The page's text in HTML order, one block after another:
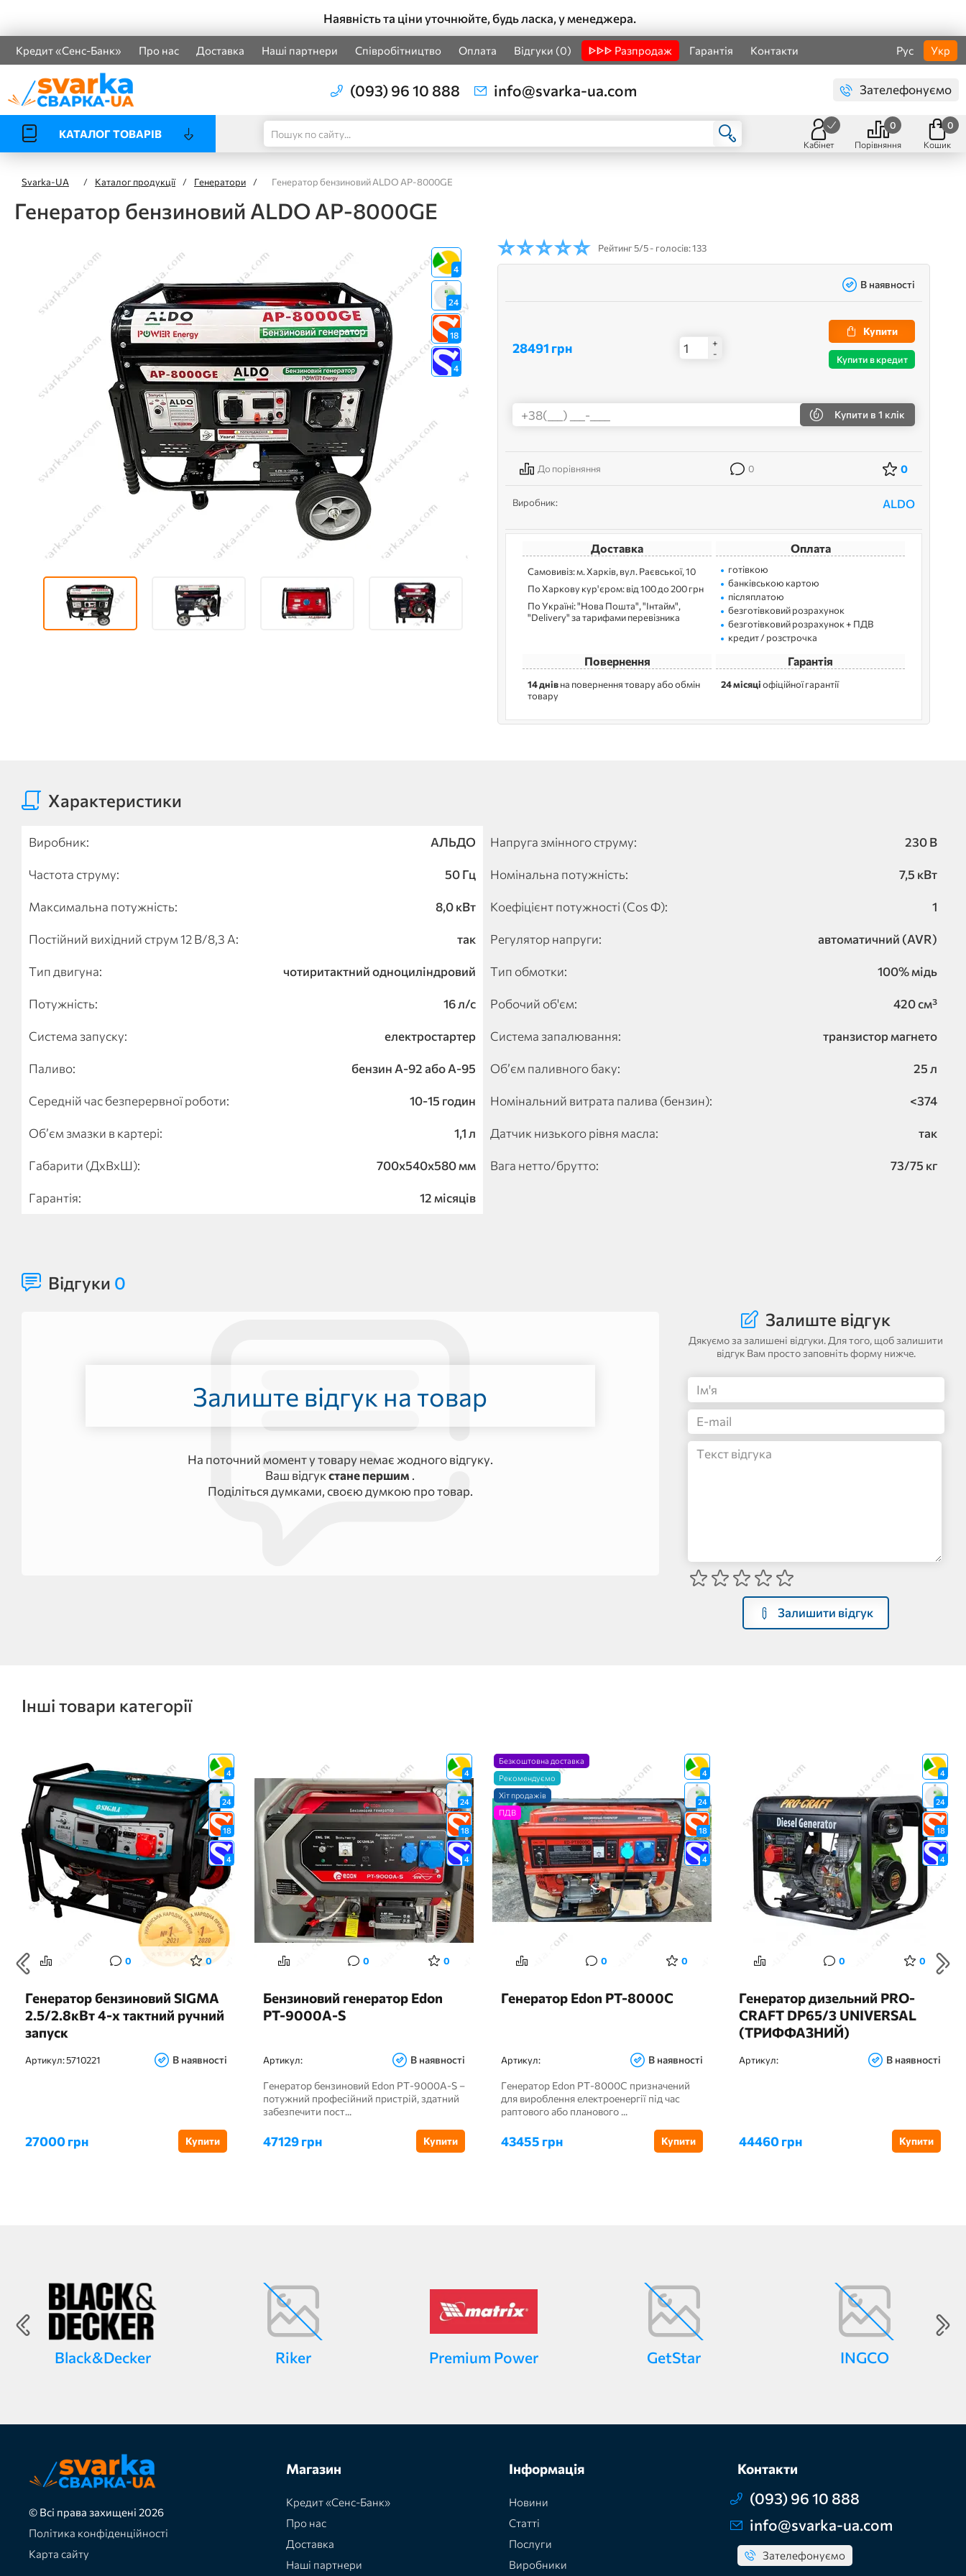
Наявність та ціни уточнюйте, будь ласка, у менеджера.
Кредит «Сенс-Банк» Про нас Доставка Наші партнери Співробітництво Оплата Відгуки (0) ᐈᐈᐈ Разпродаж Гарантія Контакти Рус Укр
(093) 96 10 888 info@svarka-ua.com Зателефонуємо
КАТАЛОГ ТОВАРІВ
Кабінет Порівняння
0
Кошик
0
Svarka-UA / Каталог продукції / Генератори / Генератор бензиновий ALDO AP-8000GE
Генератор бензиновий ALDO AP-8000GE
4
24
18
4
Рейтинг5/5 - голосів: 133
В наявності
28491 грн
+
-
Купити
Купити в кредит
Купити в 1 клік
До порівняння 0 0
Виробник: ALDO
Доставка
Самовивіз: м. Харків, вул. Раєвської, 10
По Харкову кур'єром: від 100 до 200 грн
По Україні: "Нова Пошта", "Інтайм",
"Delivery" за тарифами перевізника
Оплата
готівкою
банківською картою
післяплатою
безготівковий розрахунок
безготівковий розрахунок + ПДВ
кредит / розстрочка
Повернення
14 днівна повернення товару або обмін
товару
Гарантія
24 місяціофіційної гарантії
Характеристики
Виробник: АЛЬДО Напруга змінного струму: 230 В
Частота струму: 50 Гц Номінальна потужність: 7,5 кВт
Максимальна потужність: 8,0 кВт Коефіцієнт потужності (Cos Φ): 1
Постійний вихідний струм 12 В/8,3 А: так Регулятор напруги: автоматичний (AVR)
Тип двигуна: чотиритактний одноциліндровий Тип обмотки: 100% мідь
Потужність: 16 л/с Робочий об'єм: 420 см³
Система запуску: електростартер Система запалювання: транзистор магнето
Паливо: бензин А-92 або А-95 Об’єм паливного баку: 25 л
Середній час безперервної роботи: 10-15 годин Номінальний витрата палива (бензин): <374
Об’єм змазки в картері: 1,1 л Датчик низького рівня масла: так
Габарити (ДхВхШ): 700х540х580 мм Вага нетто/брутто: 73/75 кг
Гарантія: 12 місяців
Відгуки 0
Залиште відгук на товар
На поточний момент у товару немає жодного відгуку.
Ваш відгукстане першим .
Поділіться думками, своєю думкою про товар.
Залиште відгук
Дякуємо за залишені відгуки. Для того, щоб залишити
відгук Вам просто заповніть форму нижче.
Залишити відгук
Інші товари категорії
4
24
18
4
0 0
Генератор бензиновий SIGMA
2.5/2.8кВт 4-х тактний ручний
запуск
Артикул:5710221 В наявності
27000 грн Купити
4
24
18
4
0 0
Бензиновий генератор Edon
PT-9000A-S
Артикул: В наявності
Генератор бензиновий Edon PT-9000A-S –
потужний професійний пристрій, здатний
забезпечити пост...
47129 грн Купити
4
24
18
4
Безкоштовна доставка
Рекомендуємо
Хіт продажів
ПДВ
0 0
Генератор Edon PT-8000C
Артикул: В наявності
Генератор Edon PT-8000C призначений
для вироблення електроенергії під час
раптового або планового ...
43455 грн Купити
4
24
18
4
0 0
Генератор дизельний PRO-
CRAFT DP65/3 UNIVERSAL
(ТРИФФАЗНИЙ)
Артикул: В наявності
44460 грн Купити
Black&Decker Riker Premium Power GetStar INGCO
© Всі права захищені 2026
Політика конфіденційності
Карта сайту
Магазин
Кредит «Сенс-Банк»
Про нас
Доставка
Наші партнери
Інформація
Новини
Статті
Послуги
Виробники
Контакти
(093) 96 10 888
info@svarka-ua.com
Зателефонуємо